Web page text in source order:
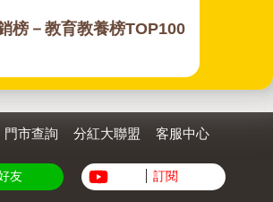
榜－教育教養榜TOP100
門市查詢 分紅大聯盟 客服中心
友 訂閱